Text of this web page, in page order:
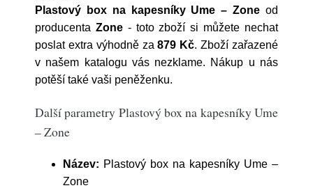
Plastový box na kapesníky Ume – Zone od
producenta Zone- toto zboží si můžete nechat
poslat extra výhodně za879 Kč. Zboží zařazené
v našem katalogu vás nezklame. Nákup u nás
potěší také vaši peněženku.
Další parametry Plastový box na kapesníky Ume
– Zone
Název: Plastový box na kapesníky Ume –
Zone